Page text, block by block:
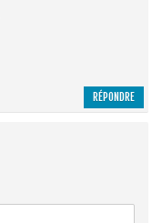
RÉPONDRE